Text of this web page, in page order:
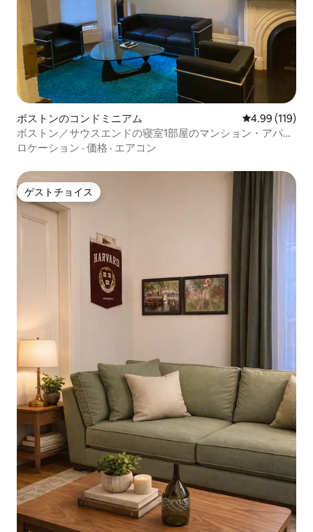
ボストンのコンドミニアム レビュー119
4.99 (119)
ボストン／サウスエンドの寝室1部屋のマンション・アパー
ト
ロケーション · 価格 · エアコン
ゲストチョイス
ゲストチョイス